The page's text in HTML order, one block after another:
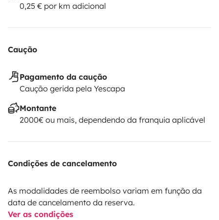
0,25 € por km adicional
Caução
Pagamento da caução
Caução gerida pela Yescapa
Montante
2000€ ou mais, dependendo da franquia aplicável
Condições de cancelamento
As modalidades de reembolso variam em função da
data de cancelamento da reserva.
Ver as condições